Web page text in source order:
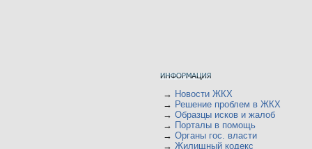
→ Новости ЖКХ
→ Решение проблем в ЖКХ
→ Образцы исков и жалоб
→ Порталы в помощь
→ Органы гос. власти
→ Жилищный кодекс